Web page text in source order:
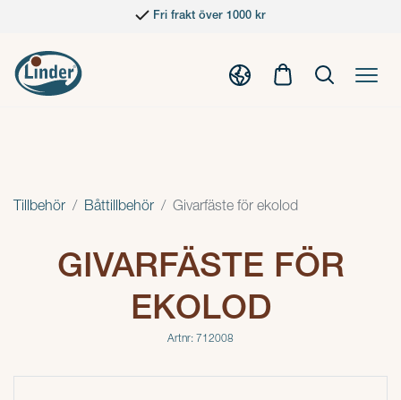
Fri frakt över 1000 kr
Tillbehör Båttillbehör Givarfäste för ekolod
GIVARFÄSTE FÖR
EKOLOD
Artnr: 712008